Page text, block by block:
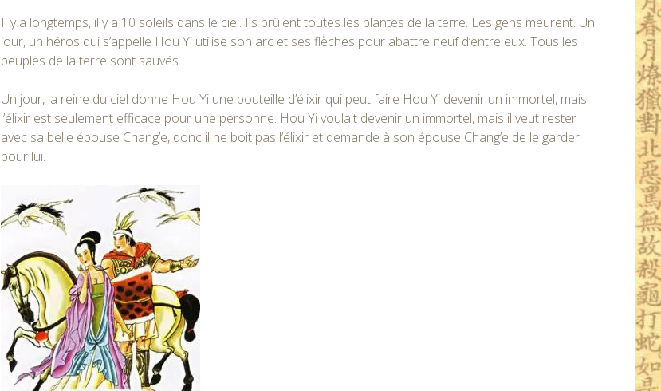
Il y a longtemps, il y a 10 soleils dans le ciel. Ils brûlent toutes les plantes de la terre. Les gens meurent. Un
jour, un héros qui s’appelle Hou Yi utilise son arc et ses flèches pour abattre neuf d’entre eux. Tous les
peuples de la terre sont sauvés.
Un jour, la reine du ciel donne Hou Yi une bouteille d’élixir qui peut faire Hou Yi devenir un immortel, mais
l’élixir est seulement efficace pour une personne. Hou Yi voulait devenir un immortel, mais il veut rester
avec sa belle épouse Chang’e, donc il ne boit pas l’élixir et demande à son épouse Chang’e de le garder
pour lui.